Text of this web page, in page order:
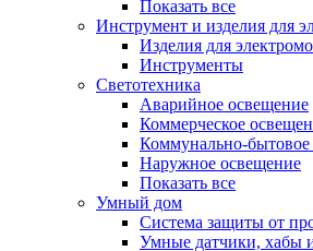
Показать все
Инструмент и изделия для
Изделия для
Инструменты
Светотехника
Аварийное освещение
Коммерческое
Коммунально-
Наружное освещение
Показать все
Умный дом
Система защиты от
Умные датчики, хабы